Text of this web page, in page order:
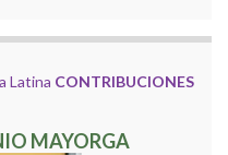
Latina CONTRIBUCIONES
MAYORGA